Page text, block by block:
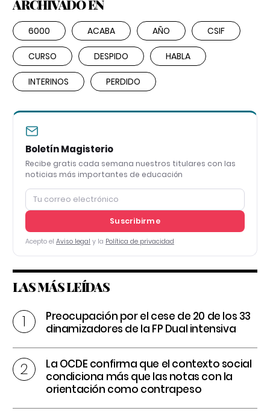
ARCHIVADO EN
6000 ACABA AÑO CSIF
CURSO DESPIDO HABLA
INTERINOS PERDIDO
Boletín Magisterio
Recibe gratis cada semana nuestros titulares con las
noticias más importantes de educación
Suscribirme
Acepto el Aviso legal y la Política de privacidad
LAS MÁS LEÍDAS
Preocupación por el cese de 20 de los 33
dinamizadores de la FP Dual intensiva
La OCDE confirma que el contexto social
condiciona más que las notas con la
orientación como contrapeso